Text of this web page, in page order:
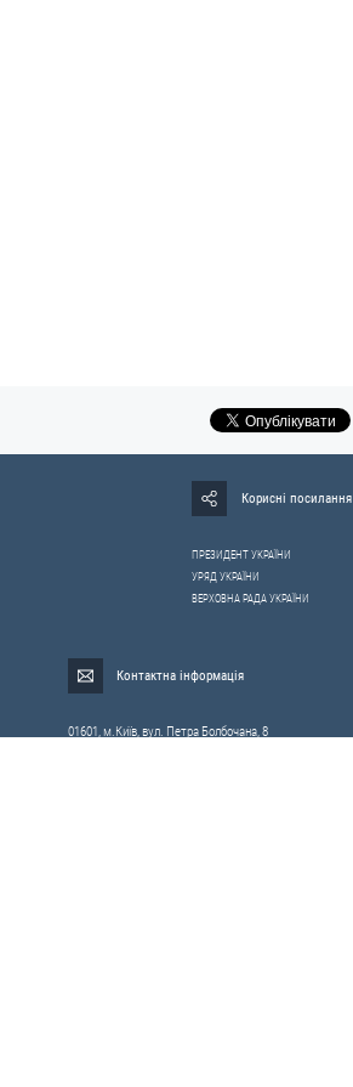
Корисні посилання
ПРЕЗИДЕНТ УКРАЇНИ
УРЯД УКРАЇНИ
ВЕРХОВНА РАДА УКРАЇНИ
Контактна інформація
01601, м.Київ, вул. Петра Болбочана, 8